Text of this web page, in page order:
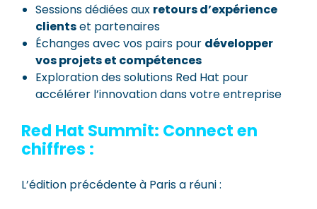
Sessions dédiées aux retours d’expérience
clientset partenaires
Échanges avec vos pairs pour développer
vos projets et compétences
Exploration des solutions Red Hat pour
accélérer l’innovation dans votre entreprise
Red Hat Summit: Connect en
chiffres :
L’édition précédente à Paris a réuni :